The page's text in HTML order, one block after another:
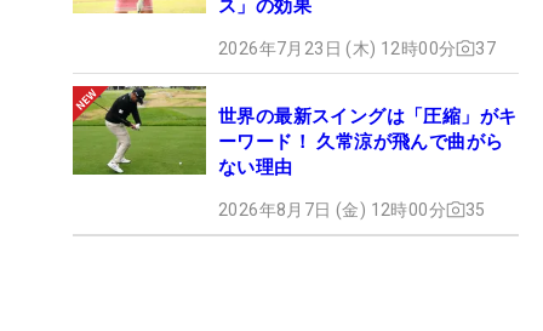
ス」の効果
2026年7月23日 (木) 12時00分 37
世界の最新スイングは「圧縮」がキ
ーワード！ 久常涼が飛んで曲がら
ない理由
2026年8月7日 (金) 12時00分 35